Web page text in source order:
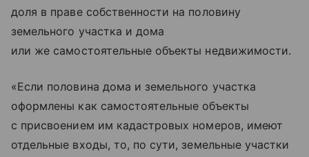
доля в праве собственности на половину
земельного участка и дома
или же самостоятельные объекты недвижимости.
«Если половина дома и земельного участка
оформлены как самостоятельные объекты
с присвоением им кадастровых номеров, имеют
отдельные входы, то, по сути, земельные участки